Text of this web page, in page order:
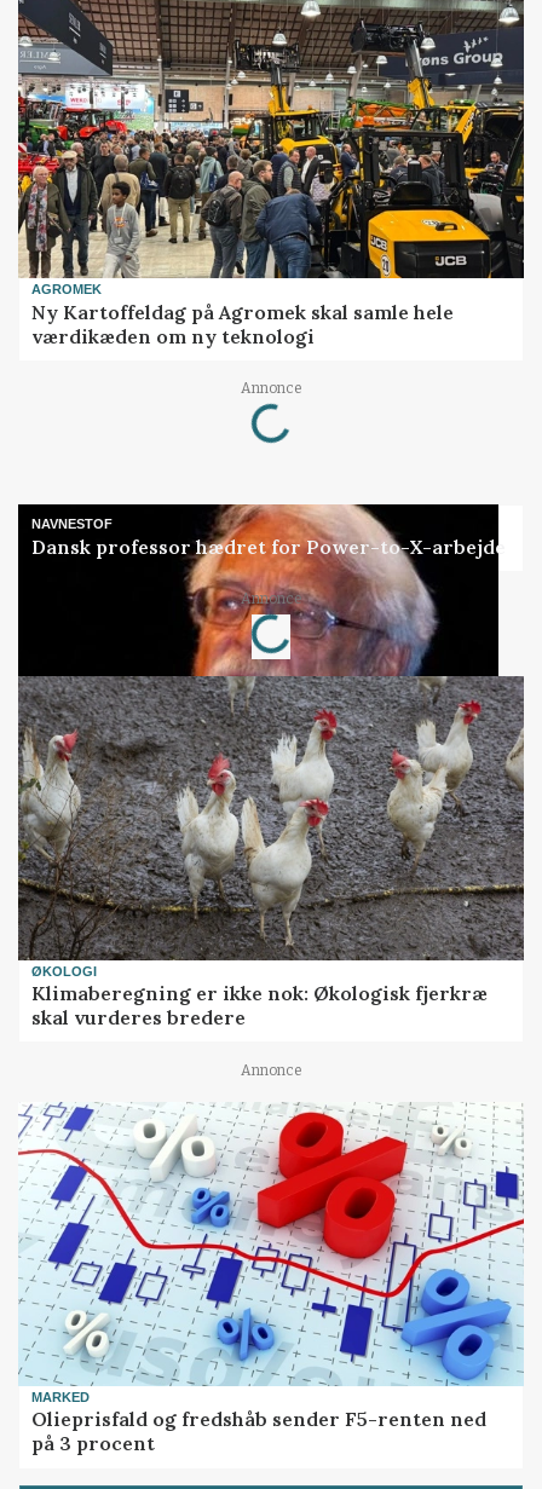
AGROMEK
Ny Kartoffeldag på Agromek skal samle hele
værdikæden om ny teknologi
Annonce
Loading...
NAVNESTOF
Dansk professor hædret for Power-to-X-arbejde
Annonce
Loading...
ØKOLOGI
Klimaberegning er ikke nok: Økologisk fjerkræ
skal vurderes bredere
Annonce
MARKED
Olieprisfald og fredshåb sender F5-renten ned
på 3 procent